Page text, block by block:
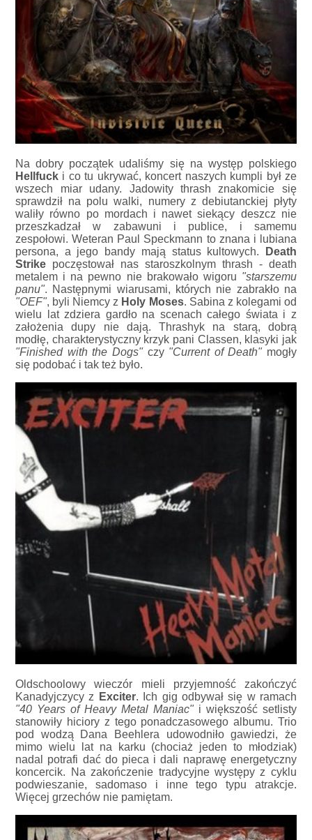
Na dobry początek udaliśmy się na występ polskiego
Hellfuck i co tu ukrywać, koncert naszych kumpli był ze
wszech miar udany. Jadowity thrash znakomicie się
sprawdził na polu walki, numery z debiutanckiej płyty
waliły równo po mordach i nawet siekący deszcz nie
przeszkadzał w zabawuni i publice, i samemu
zespołowi. Weteran Paul Speckmann to znana i lubiana
persona, a jego bandy mają status kultowych.
Death
Strike poczęstował nas staroszkolnym thrash - death
metalem i na pewno nie brakowało wigoru "starszemu
panu". Następnymi wiarusami, których nie zabrakło na
"OEF", byli Niemcy z Holy Moses. Sabina z kolegami od
wielu lat zdziera gardło na scenach całego świata i z
założenia dupy nie dają. Thrashyk na starą, dobrą
modłę, charakterystyczny krzyk pani Classen, klasyki jak
"Finished with the Dogs" czy "Current of Death" mogły
się podobać i tak też było.
Oldschoolowy wieczór mieli przyjemność zakończyć
Kanadyjczycy z
Exciter. Ich gig odbywał się w ramach
"40 Years of Heavy Metal Maniac" i większość setlisty
stanowiły hiciory z tego ponadczasowego albumu. Trio
pod wodzą Dana Beehlera udowodniło gawiedzi, że
mimo wielu lat na karku (chociaż jeden to młodziak)
nadal potrafi dać do pieca i dali naprawę energetyczny
koncercik. Na zakończenie tradycyjne występy z cyklu
podwieszanie, sadomaso i inne tego typu atrakcje.
Więcej grzechów nie pamiętam.